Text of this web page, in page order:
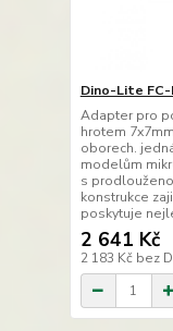
Dino-Lite
Adapter pro
hrotem
oborech.
modelům
s
konstrukce
poskytuje
2 641 Kč
2 183 Kč bez